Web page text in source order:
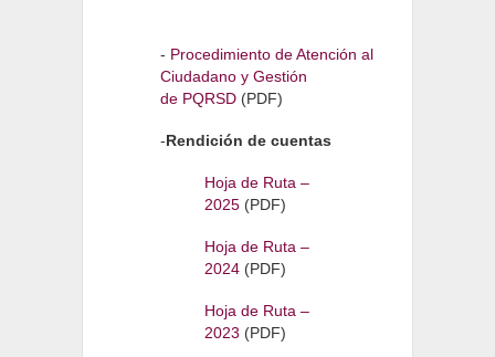
- Procedimiento de Atención al
Ciudadano y Gestión
de PQRSD(PDF)
-Rendición de cuentas
Hoja de Ruta –
2025(PDF)
Hoja de Ruta –
2024(PDF)
Hoja de Ruta –
2023 (PDF)